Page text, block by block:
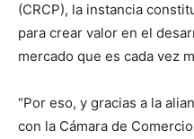
(CRCP), la instancia
para crear valor en el
mercado que es cada vez
“Por eso, y gracias a la
con la Cámara de